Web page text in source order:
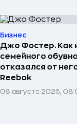
Бизнес
Джо Фостер. Как
семейного
отказался от
Reebok
08 августа 2026,